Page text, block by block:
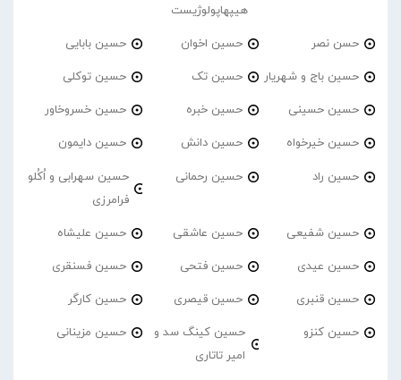
هیپهاپولوژیست
حسن نصر حسین اخوان حسین بابایی
حسین باج و شهریار حسین تک حسین توکلی
حسین حسینی حسین خبره حسین خسروخاور
حسین خیرخواه حسین دانش حسین دایمون
حسین راد حسین رحمانی
حسین سهرابی و اُکُلو
فرامرزی
حسین شفیعی حسین عاشقی حسین علیشاه
حسین عیدی حسین فتحی حسین فسنقری
حسین قنبری حسین قیصری حسین کارگر
حسین کنزو
حسین کینگ سد و
امیر تاتاری
حسین مزینانی